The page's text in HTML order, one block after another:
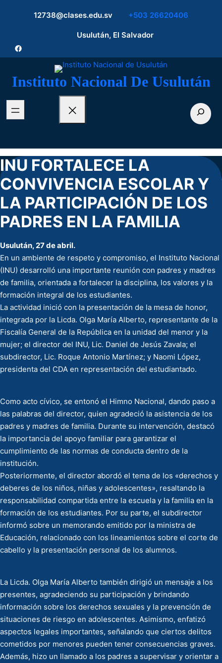
12738@clases.edu.sv +503 26620406
Usulután, El Salvador
Facebook
Instituto Nacional De Usulután
INU FORTALECE LA
CONVIVENCIA ESCOLAR Y
LA PARTICIPACIÓN DE LOS
PADRES EN LA FAMILIA
Usulután, 27 de abril.
En un ambiente de respeto y compromiso, el Instituto Nacional
(INU) desarrolló una importante reunión con padres y madres
de familia, orientada a fortalecer la disciplina, los valores y la
formación integral de los estudiantes.
La actividad inició con la presentación de la mesa de honor,
integrada por la Licda. Olga María Alberto, representante de la
Fiscalía General de la República en la unidad del menor y la
mujer; el director del INU, Lic. Daniel de Jesús Zavala; el
subdirector, Lic. Roque Antonio Martínez; y Naomi López,
presidenta del CDA en representación del estudiantado.
Como acto cívico, se entonó el Himno Nacional, dando paso a
las palabras del director, quien agradeció la asistencia de los
padres y madres de familia. Durante su intervención, destacó
la importancia del apoyo familiar para garantizar el
cumplimiento de las normas de conducta dentro de la
institución.
Posteriormente, el director abordó el tema de los «derechos y
deberes de los niños, niñas y adolescentes», resaltando la
responsabilidad compartida entre la escuela y la familia en la
formación de los estudiantes. Por su parte, el subdirector
informó sobre un memorando emitido por la ministra de
Educación, relacionado con los lineamientos sobre el corte de
cabello y la presentación personal de los alumnos.
La Licda. Olga María Alberto también dirigió un mensaje a los
presentes, agradeciendo su participación y brindando
información sobre los derechos sexuales y la prevención de
situaciones de riesgo en adolescentes. Asimismo, enfatizó
aspectos legales importantes, señalando que ciertos delitos
cometidos por menores pueden tener consecuencias graves.
Además, hizo un llamado a los padres a supervisar y orientar a